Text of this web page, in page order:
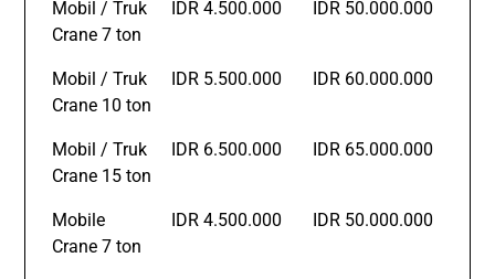
Mobil / Truk
Crane 7 ton
IDR 4.500.000 IDR 50.000.000
Mobil / Truk
Crane 10 ton
IDR 5.500.000 IDR 60.000.000
Mobil / Truk
Crane 15 ton
IDR 6.500.000 IDR 65.000.000
Mobile
Crane 7 ton
IDR 4.500.000 IDR 50.000.000